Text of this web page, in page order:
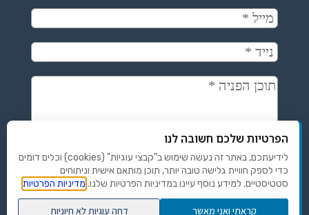
הפרטיות שלכם חשובה לנו
לידיעתכם, באתר זה נעשה שימוש ב"קבצי עוגיות" (cookies) וכלים דומים
כדי לספק חוויית גלישה טובה יותר, תוכן מותאם אישית וניתוחים
סטטיסטיים. למידע נוסף עיינו במדיניות הפרטיות שלנו. מדיניות הפרטיות
קראתי ואני מאשר דחה עוגיות לא חיוניות